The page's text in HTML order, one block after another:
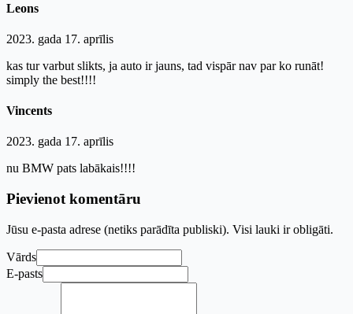
Leons
2023. gada 17. aprīlis
kas tur varbut slikts, ja auto ir jauns, tad vispār nav par ko runāt!
simply the best!!!!
Vincents
2023. gada 17. aprīlis
nu BMW pats labākais!!!!
Pievienot komentāru
Jūsu e-pasta adrese (netiks parādīta publiski). Visi lauki ir obligāti.
Vārds
E-pasts